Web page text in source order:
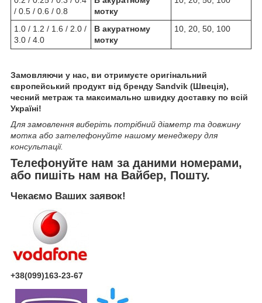
/ 0.5 / 0.6 / 0.8
мотку
1.0 / 1.2 / 1.6 / 2.0 /
3.0 / 4.0
В акуратному
мотку
10, 20, 50, 100
Замовляючи у нас, ви отримуєте оригінальний
європейський продукт від бренду Sandvik (Швеція),
чесний метраж та максимально швидку доставку по всій
Україні!
Для замовлення виберіть потрібний діаметр та довжину
мотка або зателефонуйте нашому менеджеру для
консультації.
Телефонуйте нам за даними номерами,
або пишіть нам на Вайбер, Пошту.
Чекаємо Ваших заявок!
+38(099)163-23-67